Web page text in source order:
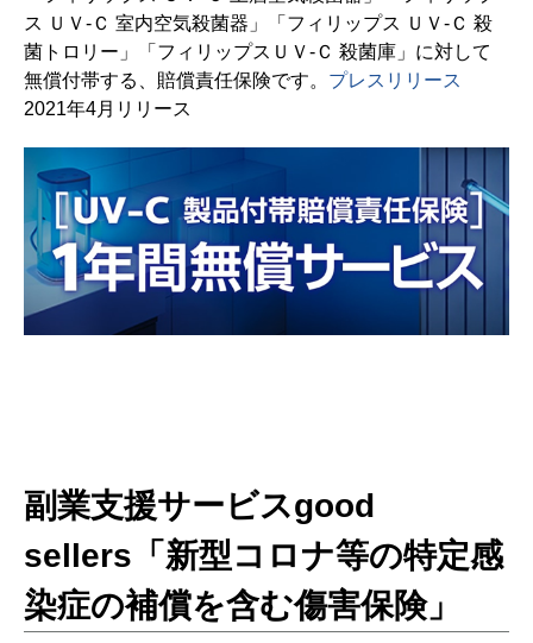
ス ＵＶ-Ｃ 室内空気殺菌器」「フィリップス ＵＶ-Ｃ 殺
菌トロリー」「フィリップスＵＶ-Ｃ 殺菌庫」に対して
無償付帯する、賠償責任保険です。 プレスリリース
2021年4月リリース
副業支援サービスgood
sellers 「新型コロナ等の特定感
染症の補償を含む傷害保険」